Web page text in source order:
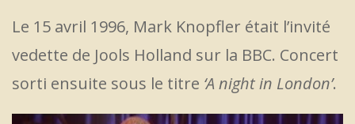
Le 15 avril 1996, Mark Knopfler était l’invité
vedette de Jools Holland sur la BBC. Concert
sorti ensuite sous le titre ‘A night in London’.